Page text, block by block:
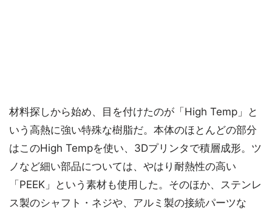
材料探しから始め、目を付けたのが「High Temp」と
いう高熱に強い特殊な樹脂だ。本体のほとんどの部分
はこのHigh Tempを使い、3Dプリンタで積層成形。ツ
ノなど細い部品については、やはり耐熱性の高い
「PEEK」という素材も使用した。そのほか、ステンレ
ス製のシャフト・ネジや、アルミ製の接続パーツな